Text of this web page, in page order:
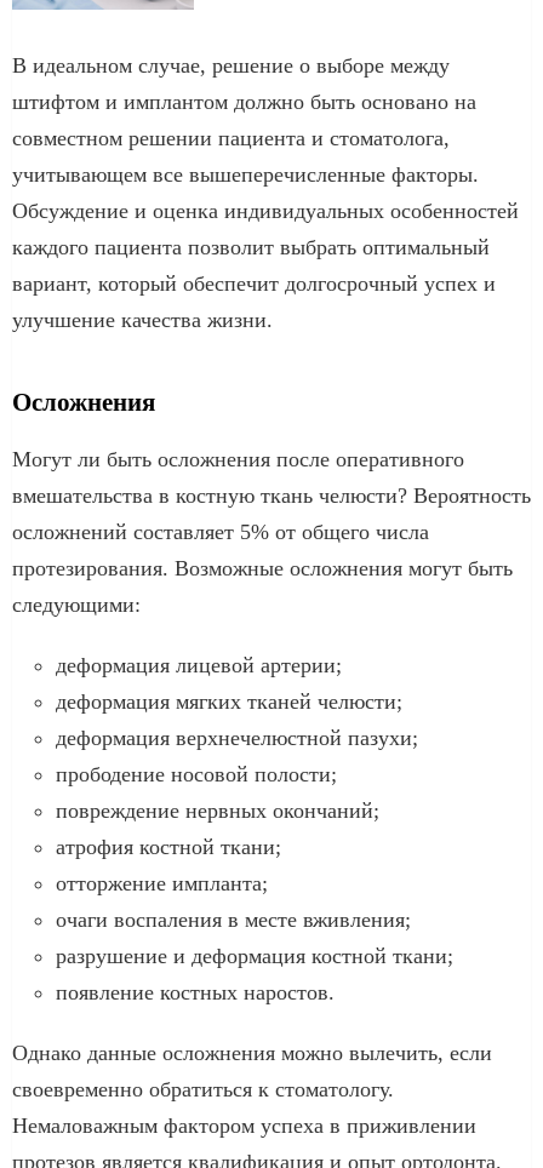
В идеальном случае, решение о выборе между
штифтом и имплантом должно быть основано на
совместном решении пациента и стоматолога,
учитывающем все вышеперечисленные факторы.
Обсуждение и оценка индивидуальных особенностей
каждого пациента позволит выбрать оптимальный
вариант, который обеспечит долгосрочный успех и
улучшение качества жизни.
Осложнения
Могут ли быть осложнения после оперативного
вмешательства в костную ткань челюсти? Вероятность
осложнений составляет 5% от общего числа
протезирования. Возможные осложнения могут быть
следующими:
деформация лицевой артерии;
деформация мягких тканей челюсти;
деформация верхнечелюстной пазухи;
прободение носовой полости;
повреждение нервных окончаний;
атрофия костной ткани;
отторжение импланта;
очаги воспаления в месте вживления;
разрушение и деформация костной ткани;
появление костных наростов.
Однако данные осложнения можно вылечить, если
своевременно обратиться к стоматологу.
Немаловажным фактором успеха в приживлении
протезов является квалификация и опыт ортодонта.